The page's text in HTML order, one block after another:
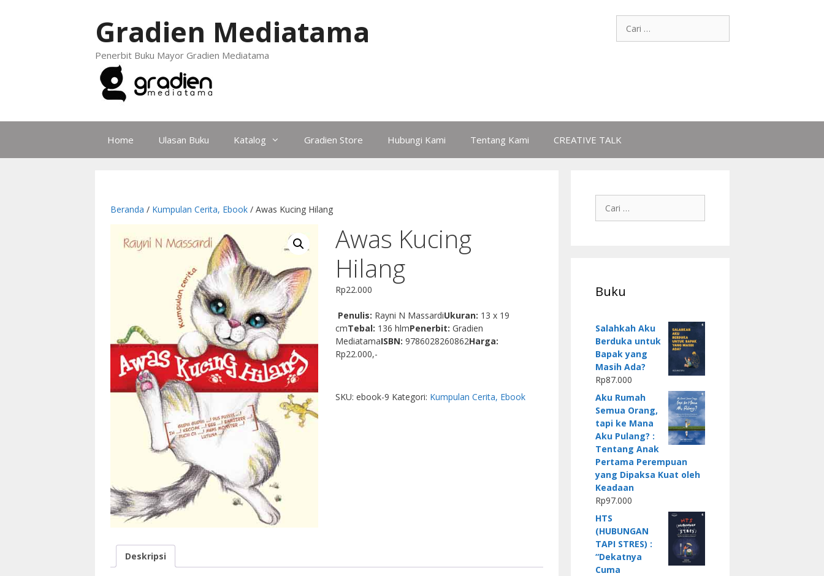
Gradien Mediatama
Penerbit Buku Mayor Gradien Mediatama
Home Ulasan Buku Katalog Gradien Store Hubungi Kami Tentang Kami CREATIVE TALK
Beranda / Kumpulan Cerita, Ebook/ Awas Kucing Hilang
Awas Kucing
Hilang
Rp22.000
Penulis: Rayni N MassardiUkuran: 13 x 19
cmTebal: 136 hlmPenerbit: Gradien
MediatamaISBN: 9786028260862Harga:
Rp22.000,-
SKU: ebook-9 Kategori: Kumpulan Cerita, Ebook
Deskripsi
Buku
Salahkah Aku
Berduka untuk
Bapak yang
Masih Ada?
Rp87.000
Aku Rumah
Semua Orang,
tapi ke Mana
Aku Pulang? :
Tentang Anak
Pertama Perempuan
yang Dipaksa Kuat oleh
Keadaan
Rp97.000
HTS
(HUBUNGAN
TAPI STRES) :
“Dekatnya
Cuma